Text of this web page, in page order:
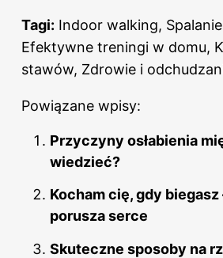
Tagi: Indoor walking,
Efektywne treningi w domu,
stawów, Zdrowie i
Powiązane wpisy:
Przyczyny osłabienia
wiedzieć?
Kocham cię, gdy
porusza serce
Skuteczne sposoby na